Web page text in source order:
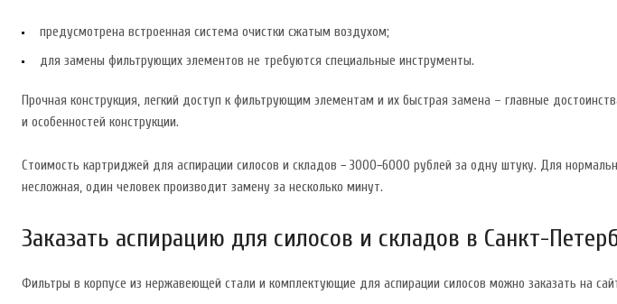
предусмотрена встроенная система очистки сжатым воздухом;
для замены фильтрующих элементов не требуются специальные инструменты.
Прочная конструкция, легкий доступ к фильтрующим элементам и их быстрая замена – главные
и особенностей конструкции.
Стоимость картриджей для аспирации силосов и складов − 3000−6000 рублей за одну штуку. Для
несложная, один человек производит замену за несколько минут.
Заказать аспирацию для силосов и складов в Санкт-
Фильтры в корпусе из нержавеющей стали и комплектующие для аспирации силосов можно заказать на